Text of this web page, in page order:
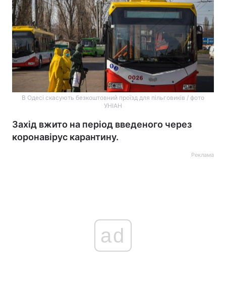
В Одесі скасують безкоштовний проїзд для пільговиків / фото
УНІАН
Захід вжито на період введеного через
коронавірус карантину.
Реклама
ad